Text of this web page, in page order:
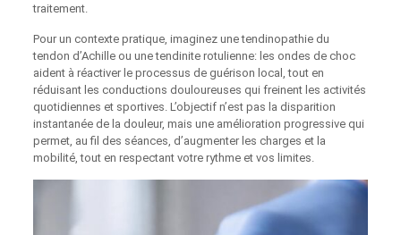
traitement.
Pour un contexte pratique, imaginez une tendinopathie du
tendon d’Achille ou une tendinite rotulienne: les ondes de choc
aident à réactiver le processus de guérison local, tout en
réduisant les conductions douloureuses qui freinent les activités
quotidiennes et sportives. L’objectif n’est pas la disparition
instantanée de la douleur, mais une amélioration progressive qui
permet, au fil des séances, d’augmenter les charges et la
mobilité, tout en respectant votre rythme et vos limites.